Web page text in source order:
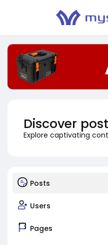
Discover
Explore captivating
Posts
Users
Pages